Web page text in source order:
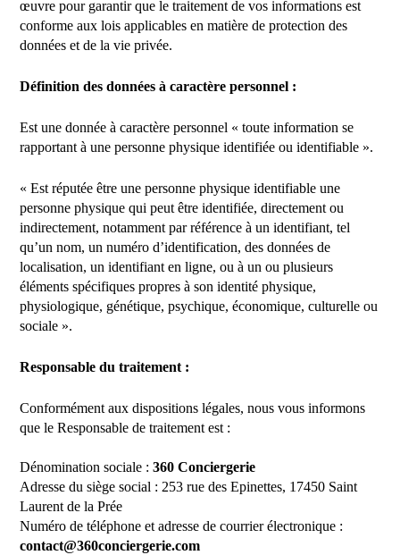
œuvre pour garantir que le traitement de vos informations est
conforme aux lois applicables en matière de protection des
données et de la vie privée.
Définition des données à caractère personnel :
Est une donnée à caractère personnel « toute information se
rapportant à une personne physique identifiée ou identifiable ».
« Est réputée être une personne physique identifiable une
personne physique qui peut être identifiée, directement ou
indirectement, notamment par référence à un identifiant, tel
qu’un nom, un numéro d’identification, des données de
localisation, un identifiant en ligne, ou à un ou plusieurs
éléments spécifiques propres à son identité physique,
physiologique, génétique, psychique, économique, culturelle ou
sociale ».
Responsable du traitement :
Conformément aux dispositions légales, nous vous informons
que le Responsable de traitement est :
Dénomination sociale :360 Conciergerie
Adresse du siège social : 253 rue des Epinettes, 17450 Saint
Laurent de la Prée
Numéro de téléphone et adresse de courrier électronique :
contact@360conciergerie.com